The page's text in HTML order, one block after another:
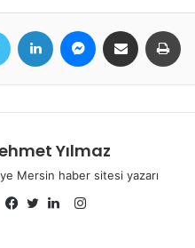
Twitter LinkedIn MessengerE-Posta ile paylaş
Yılmaz
Mersin haber sitesi yazarı
Instagram